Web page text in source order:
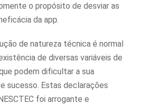
o propósito de desviar as
da app.
de natureza técnica é normal
de diversas variáveis de
podem dificultar a sua
sucesso. Estas declarações
foi arrogante e